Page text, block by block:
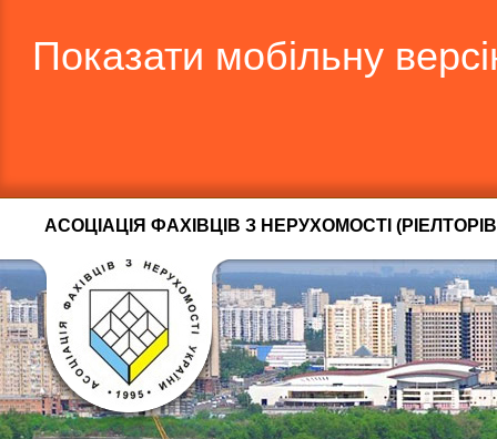
Показати мобільну
АСОЦІАЦІЯ ФАХІВЦІВ З НЕРУХОМОСТІ